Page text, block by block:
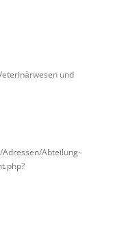
und
Adressen/Abteilung-